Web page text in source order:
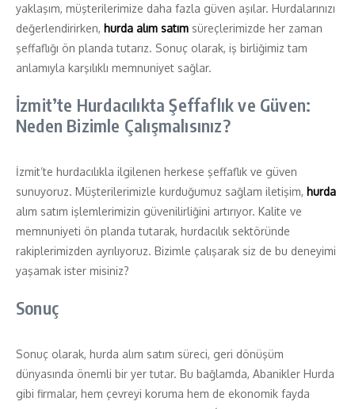
yaklaşım, müşterilerimize daha fazla güven aşılar. Hurdalarınızı
değerlendirirken, hurda alım satım süreçlerimizde her zaman
şeffaflığı ön planda tutarız. Sonuç olarak, iş birliğimiz tam
anlamıyla karşılıklı memnuniyet sağlar.
İzmit’te Hurdacılıkta Şeffaflık ve Güven:
Neden Bizimle Çalışmalısınız?
İzmit’te hurdacılıkla ilgilenen herkese şeffaflık ve güven
sunuyoruz. Müşterilerimizle kurduğumuz sağlam iletişim, hurda
alım satım işlemlerimizin güvenilirliğini artırıyor. Kalite ve
memnuniyeti ön planda tutarak, hurdacılık sektöründe
rakiplerimizden ayrılıyoruz. Bizimle çalışarak siz de bu deneyimi
yaşamak ister misiniz?
Sonuç
Sonuç olarak, hurda alım satım süreci, geri dönüşüm
dünyasında önemli bir yer tutar. Bu bağlamda, Abanikler Hurda
gibi firmalar, hem çevreyi koruma hem de ekonomik fayda